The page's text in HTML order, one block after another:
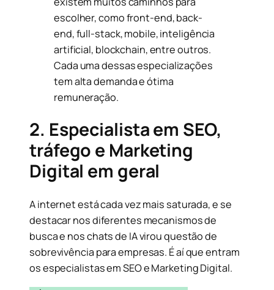
escolher, como front-end, back-
end, full-stack, mobile, inteligência
artificial, blockchain, entre outros.
Cada uma dessas especializações
tem alta demanda e ótima
remuneração.
2. Especialista em SEO,
tráfego e Marketing
Digital em geral
A internet está cada vez mais saturada, e se
destacar nos diferentes mecanismos de
busca e nos chats de IA virou questão de
sobrevivência para empresas. É aí que entram
os especialistas em SEO e Marketing Digital.